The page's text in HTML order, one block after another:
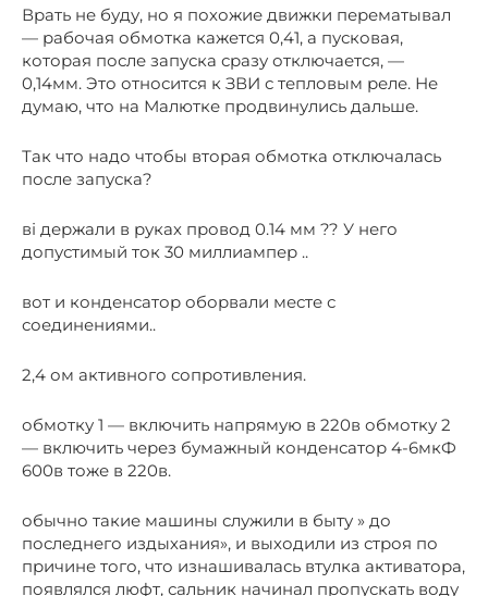
Врать не буду, но я похожие движки перематывал
— рабочая обмотка кажется 0,41, а пусковая,
которая после запуска сразу отключается, —
0,14мм. Это относится к ЗВИ с тепловым реле. Не
думаю, что на Малютке продвинулись дальше.
Так что надо чтобы вторая обмотка отключалась
после запуска?
ві держали в руках провод 0.14 мм ?? У него
допустимый ток 30 миллиампер ..
вот и конденсатор оборвали месте с
соединениями..
2,4 ом активного сопротивления.
обмотку 1 — включить напрямую в 220в обмотку 2
— включить через бумажный конденсатор 4-6мкФ
600в тоже в 220в.
обычно такие машины служили в быту » до
последнего издыхания», и выходили из строя по
причине того, что изнашивалась втулка активатора,
появлялся люфт, сальник начинал пропускать воду